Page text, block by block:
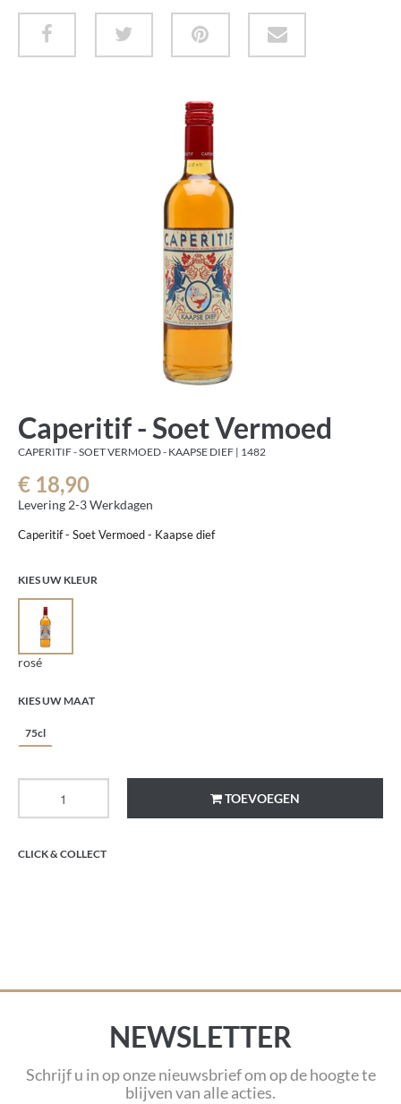
WIJNABONNEMENT
OVER ONS
Caperitif - Soet Vermoed
CAPERITIF - SOET VERMOED - KAAPSE DIEF | 1482
€ 18,90
Levering 2-3 Werkdagen
Caperitif - Soet Vermoed - Kaapse dief
KIES UW KLEUR
rosé
KIES UW MAAT
75cl
TOEVOEGEN
CLICK & COLLECT
NEWSLETTER
Schrijf u in op onze nieuwsbrief om op de hoogte te
blijven van alle acties.